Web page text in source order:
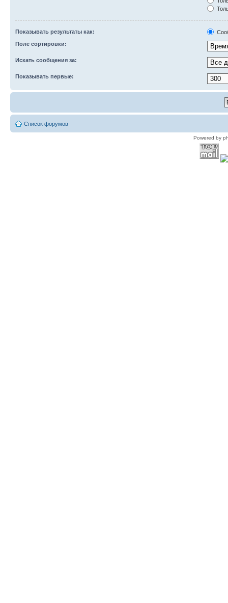
Показывать результаты как:
Поле сортировки:
Искать сообщения за:
Показывать первые:
Список форумов
Powered by